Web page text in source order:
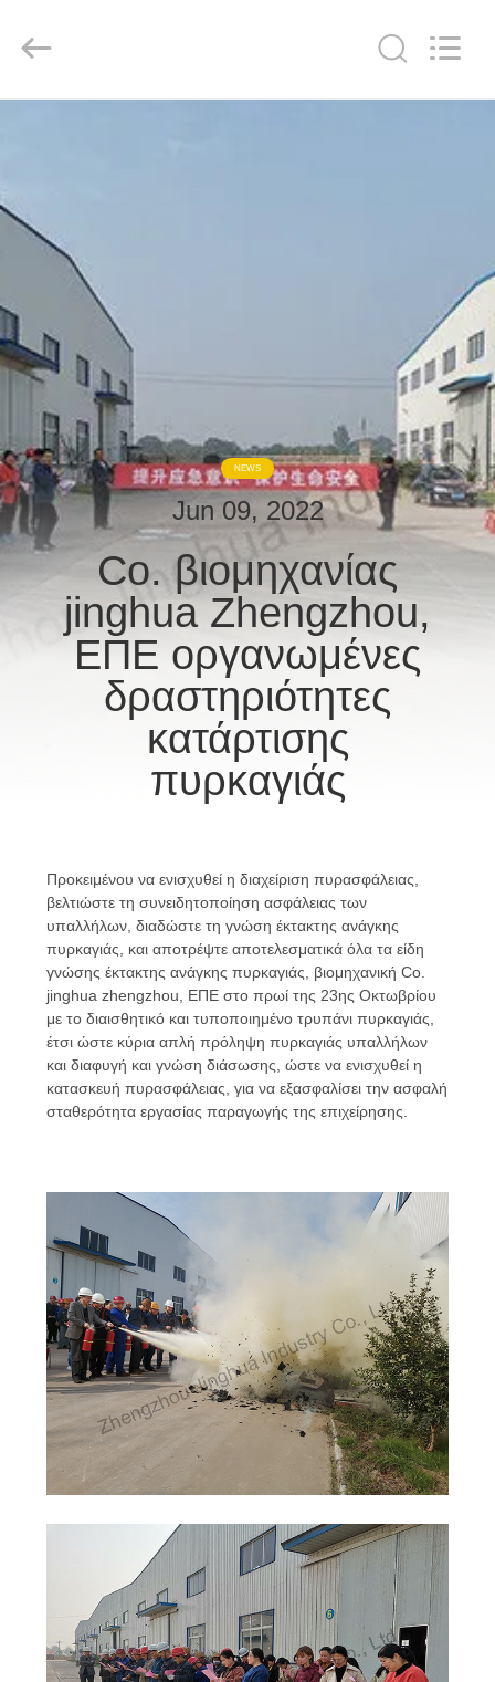
ΒΊΝΤΕΟ
ΕΜΦΆΝΙΣΗ
VR
ΣΧΕΤΙΚΆ
ΜΕ
ΕΜΆΣ
ΕΠΙΣΚΈΨΕΙΣ
ΣΤΟ
ΕΡΓΟΣΤΆΣΙΟ
ΈΛΕΓΧΟΣ
ΠΟΙΌΤΗΤΑΣ
ΜΑΣ
ΕΙΔΉΣΕΙΣ
ΖΗΤΉΣΤΕ
ΜΙΑ
ΠΡΟΣΦΟΡΆ
ΠΟΛΙΤΙΚΉ
ΑΠΟΡΡΉΤΟΥ
Industry
Co.,Ltd..
NEWS
Jun 09, 2022
Co. βιομηχανίας
jinghua Zhengzhou,
ΕΠΕ οργανωμένες
δραστηριότητες
κατάρτισης
πυρκαγιάς
Προκειμένου να ενισχυθεί η διαχείριση πυρασφάλειας,
βελτιώστε τη συνειδητοποίηση ασφάλειας των
υπαλλήλων, διαδώστε τη γνώση έκτακτης ανάγκης
πυρκαγιάς, και αποτρέψτε αποτελεσματικά όλα τα είδη
γνώσης έκτακτης ανάγκης πυρκαγιάς, βιομηχανική Co.
jinghua zhengzhou, ΕΠΕ στο πρωί της 23ης Οκτωβρίου
με το διαισθητικό και τυποποιημένο τρυπάνι πυρκαγιάς,
έτσι ώστε κύρια απλή πρόληψη πυρκαγιάς υπαλλήλων
και διαφυγή και γνώση διάσωσης, ώστε να ενισχυθεί η
κατασκευή πυρασφάλειας, για να εξασφαλίσει την ασφαλή
σταθερότητα εργασίας παραγωγής της επιχείρησης.